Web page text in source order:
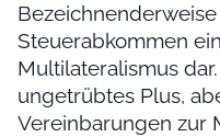
Steuerabkommen
Multilateralismus
ungetrübtes Plus,
Vereinbarungen zur